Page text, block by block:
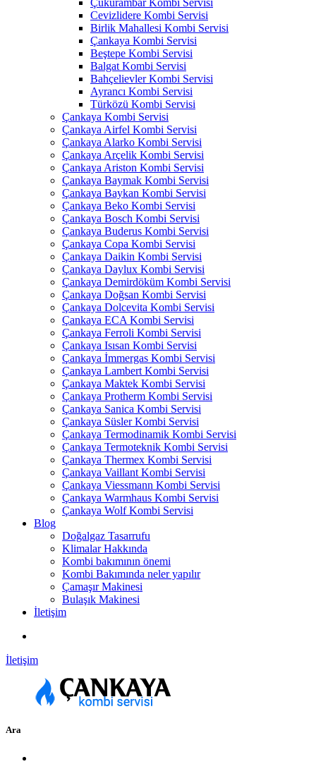
Çukurambar Kombi Servisi
Cevizlidere Kombi Servisi
Birlik Mahallesi Kombi Servisi
Çankaya Kombi Servisi
Beştepe Kombi Servisi
Balgat Kombi Servisi
Bahçelievler Kombi Servisi
Ayrancı Kombi Servisi
Türközü Kombi Servisi
Çankaya Kombi Servisi
Çankaya Airfel Kombi Servisi
Çankaya Alarko Kombi Servisi
Çankaya Arçelik Kombi Servisi
Çankaya Ariston Kombi Servisi
Çankaya Baymak Kombi Servisi
Çankaya Baykan Kombi Servisi
Çankaya Beko Kombi Servisi
Çankaya Bosch Kombi Servisi
Çankaya Buderus Kombi Servisi
Çankaya Copa Kombi Servisi
Çankaya Daikin Kombi Servisi
Çankaya Daylux Kombi Servisi
Çankaya Demirdöküm Kombi Servisi
Çankaya Doğsan Kombi Servisi
Çankaya Dolcevita Kombi Servisi
Çankaya ECA Kombi Servisi
Çankaya Ferroli Kombi Servisi
Çankaya Isısan Kombi Servisi
Çankaya İmmergas Kombi Servisi
Çankaya Lambert Kombi Servisi
Çankaya Maktek Kombi Servisi
Çankaya Protherm Kombi Servisi
Çankaya Sanica Kombi Servisi
Çankaya Süsler Kombi Servisi
Çankaya Termodinamik Kombi Servisi
Çankaya Termoteknik Kombi Servisi
Çankaya Thermex Kombi Servisi
Çankaya Vaillant Kombi Servisi
Çankaya Viessmann Kombi Servisi
Çankaya Warmhaus Kombi Servisi
Çankaya Wolf Kombi Servisi
Blog
Doğalgaz Tasarrufu
Klimalar Hakkında
Kombi bakımının önemi
Kombi Bakımında neler yapılır
Çamaşır Makinesi
Bulaşık Makinesi
İletişim
İletişim
Ara